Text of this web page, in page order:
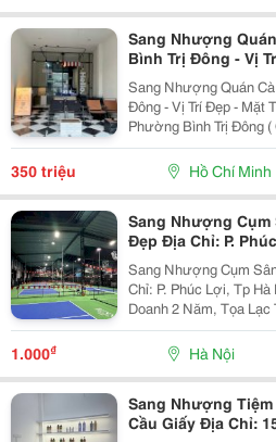
Sang Nhượng
Bình Trị Đông - Vị
Sang Nhượng Quán
Đông - Vị Trí Đẹp - Mặt Tiền Đường Bình Trị Đông -
Phường Bình Trị Đông (
Diện Tích: 4 X 20M -
1 Phòng, 2 Wc - Giá
350 triệu Hồ Chí Minh
Sang Nhượng Cụm
Đẹp Địa Chỉ: P.
Hoạt Động Ổn
Sang Nhượng Cụm Sân
Chỉ: P. Phúc Lợi, Tp Hà Nội Cụm Sân Này
Doanh 2 Năm, Tọa
Phường, Hoạt Động
Thu Ổn Định. Không
1.000₫ Hà Nội
Sang Nhượng
Cầu Giấy Địa Chỉ: